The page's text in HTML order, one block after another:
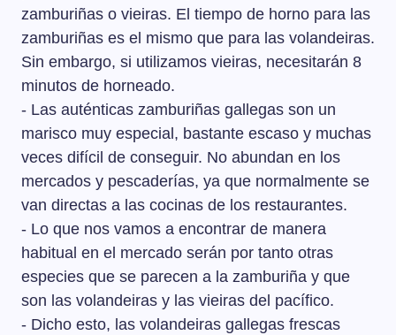
orejas del mismo tamaño.
Una vez abierta la zamburiña nos llamará la
atención el color del coral que es de un color
crema, prácticamente blanco, a diferencia de las
volandeiras que tienen el coral de un color naranja
zamburiñas o vieiras. El tiempo de horno para las
zamburiñas es el mismo que para las volandeiras.
Sin embargo, si utilizamos vieiras, necesitarán 8
minutos de horneado.
- Las auténticas zamburiñas gallegas son un
marisco muy especial, bastante escaso y muchas
veces difícil de conseguir. No abundan en los
mercados y pescaderías, ya que normalmente se
van directas a las cocinas de los restaurantes.
- Lo que nos vamos a encontrar de manera
habitual en el mercado serán por tanto otras
especies que se parecen a la zamburiña y que
son las volandeiras y las vieiras del pacífico.
- Dicho esto, las volandeiras gallegas frescas